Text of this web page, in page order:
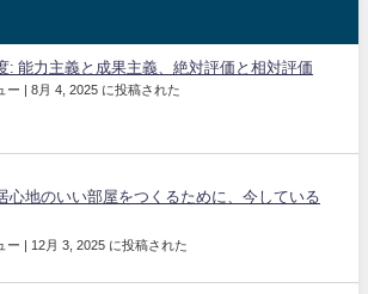
: 能力主義と成果主義、絶対評価と相対評価
ー | 8月 4, 2025 に投稿された
心地のいい部屋をつくるために、今している
ー | 12月 3, 2025 に投稿された